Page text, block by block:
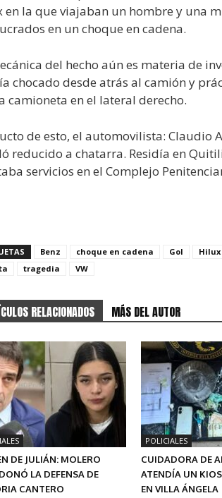
en la que viajaban un hombre y una
en un choque en cadena.
del hecho aún es materia de
chocado desde atrás al camión y
camioneta en el lateral derecho.
de esto, el automovilista: Claudio
reducido a chatarra. Residía en
servicios en el Complejo
Benz choque en cadena Gol Hilux
tragedia VW
RELACIONADOS MÁS DEL AUTOR
DE JULIÁN: MOLERO
LA DEFENSA DE
CANTERO
POLICIALES
CUIDADORA DE
ATENDÍA UN
EN VILLA ÁNGELA